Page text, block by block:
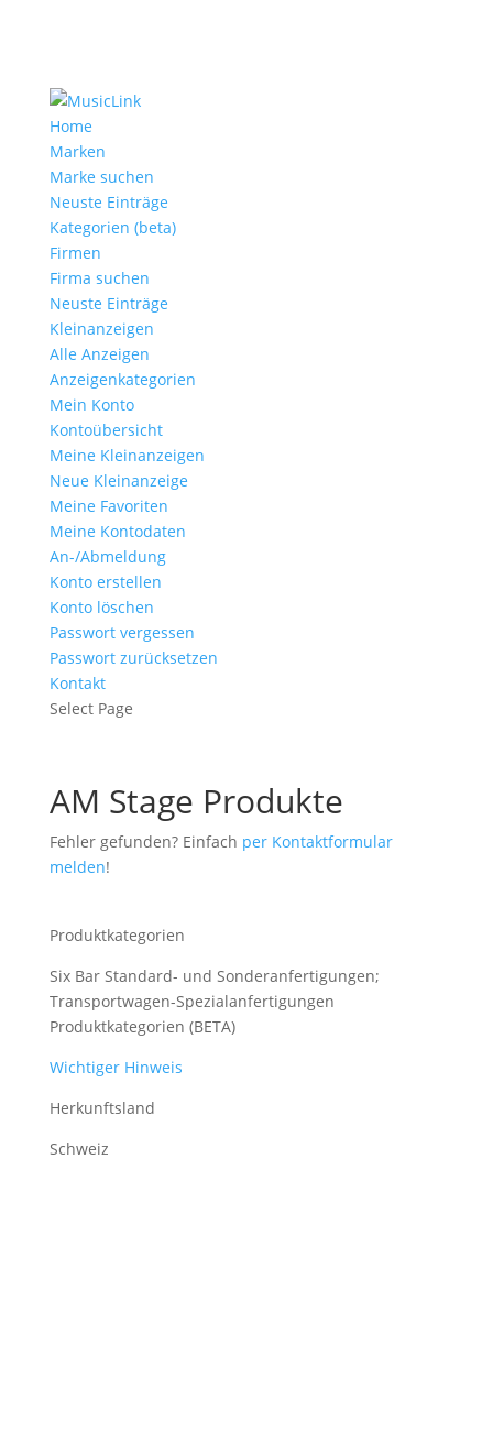
Home
Marken
Marke suchen
Neuste Einträge
Kategorien (beta)
Firmen
Firma suchen
Neuste Einträge
Kleinanzeigen
Alle Anzeigen
Anzeigen­kategorien
Mein Konto
Kontoübersicht
Meine Kleinanzeigen
Neue Kleinanzeige
Meine Favoriten
Meine Kontodaten
An-/Abmeldung
Konto erstellen
Konto löschen
Passwort vergessen
Passwort zurücksetzen
Kontakt
Select Page
AM Stage Produkte
Fehler gefunden? Einfach per Kontaktformular
melden!
Produktkategorien
Six Bar Standard- und Sonderanfertigungen;
Transportwagen-Spezialanfertigungen
Produktkategorien (BETA)
Wichtiger Hinweis
Herkunftsland
Schweiz